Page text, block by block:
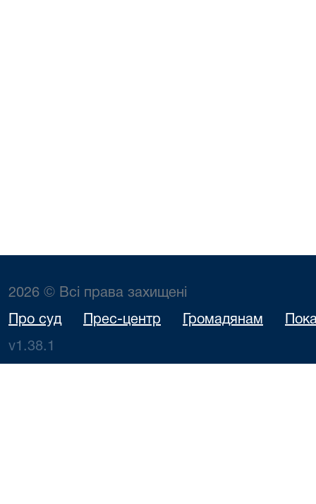
2026 © Всі права захищені
Про суд Прес-центр Громадянам
v1.38.1